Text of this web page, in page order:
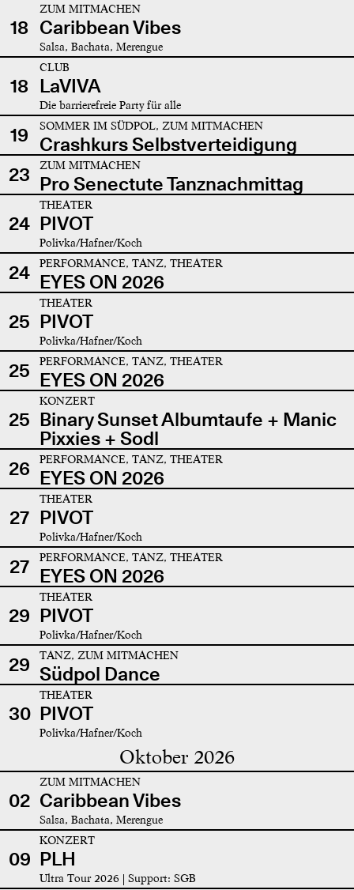
18
ZUM MITMACHEN
Caribbean Vibes
Salsa, Bachata, Merengue
18
CLUB
LaVIVA
Die barrierefreie Party für alle
19 SOMMER IM SÜDPOL, ZUM MITMACHEN
Crashkurs Selbstverteidigung
23
ZUM MITMACHEN
Pro Senectute Tanznachmittag
24
THEATER
PIVOT
Polivka/Hafner/Koch
24 PERFORMANCE, TANZ, THEATER
EYES ON 2026
25
THEATER
PIVOT
Polivka/Hafner/Koch
25 PERFORMANCE, TANZ, THEATER
EYES ON 2026
25
KONZERT
Binary Sunset Albumtaufe + Manic
Pixxies + Sodl
26
PERFORMANCE, TANZ, THEATER
EYES ON 2026
27
THEATER
PIVOT
Polivka/Hafner/Koch
27 PERFORMANCE, TANZ, THEATER
EYES ON 2026
29
THEATER
PIVOT
Polivka/Hafner/Koch
29 TANZ, ZUM MITMACHEN
Südpol Dance
30
THEATER
PIVOT
Polivka/Hafner/Koch
Oktober 2026
02
ZUM MITMACHEN
Caribbean Vibes
Salsa, Bachata, Merengue
09
KONZERT
PLH
Ultra Tour 2026 | Support: SGB